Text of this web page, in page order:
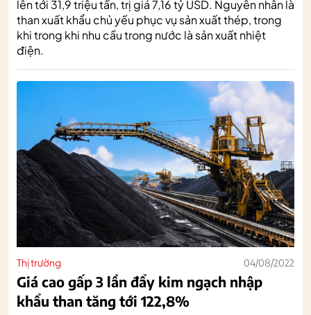
lên tới 31,9 triệu tấn, trị giá 7,16 tỷ USD. Nguyên nhân là
than xuất khẩu chủ yếu phục vụ sản xuất thép, trong
khi trong khi nhu cầu trong nước là sản xuất nhiệt
điện.
Thị trường 04/08/2022
Giá cao gấp 3 lần đẩy kim ngạch nhập
khẩu than tăng tới 122,8%